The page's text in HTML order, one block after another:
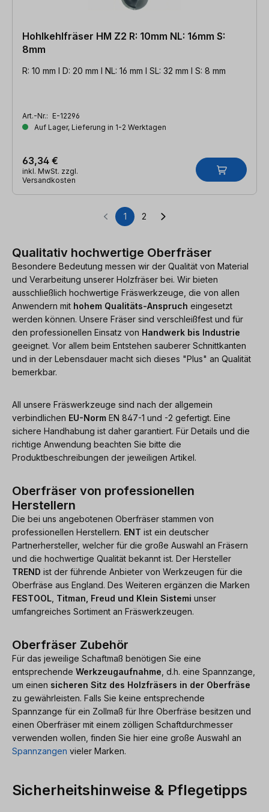
Hohlkehlfräser HM Z2 R: 10mm NL: 16mm S:
8mm
R: 10 mm l D: 20 mm l NL: 16 mm l SL: 32 mm l S: 8 mm
Art.-Nr.: E-12296
Auf Lager, Lieferung in 1-2 Werktagen
63,34 €
inkl. MwSt. zzgl.
Versandkosten
Seite
1 Seite
2
Qualitativ hochwertige Oberfräser
Besondere Bedeutung messen wir der Qualität von Material
und Verarbeitung unserer Holzfräser bei. Wir bieten
ausschließlich hochwertige Fräswerkzeuge, die von allen
Anwendern mit hohem Qualitäts-Anspruch eingesetzt
werden können. Unsere Fräser sind verschleißfest und für
den professionellen Einsatz von Handwerk bis Industrie
geeignet. Vor allem beim Entstehen sauberer Schnittkanten
und in der Lebensdauer macht sich dieses "Plus" an Qualität
bemerkbar.
All unsere Fräswerkzeuge sind nach der allgemein
verbindlichen EU-Norm EN 847-1 und -2 gefertigt. Eine
sichere Handhabung ist daher garantiert. Für Details und die
richtige Anwendung beachten Sie bitte die
Produktbeschreibungen der jeweiligen Artikel.
Oberfräser von professionellen
Herstellern
Die bei uns angebotenen Oberfräser stammen von
professionellen Herstellern. ENT ist ein deutscher
Partnerhersteller, welcher für die große Auswahl an Fräsern
und die hochwertige Qualität bekannt ist. Der Hersteller
TREND ist der führende Anbieter von Werkzeugen für die
Oberfräse aus England. Des Weiteren ergänzen die Marken
FESTOOL Titman, Freud und Klein Sistemi unser
umfangreiches Sortiment an Fräswerkzeugen.
Oberfräser Zubehör
Für das jeweilige Schaftmaß benötigen Sie eine
entsprechende Werkzeugaufnahme , d.h. eine Spannzange,
um einen sicheren Sitz des Holzfräsers in der Oberfräse
zu gewährleisten. Falls Sie keine entsprechende
Spannzange für ein Zollmaß für Ihre Oberfräse besitzen und
einen Oberfräser mit einem zölligen Schaftdurchmesser
verwenden wollen, finden Sie hier eine große Auswahl an
Spannzangen vieler Marken.
Sicherheitshinweise & Pflegetipps